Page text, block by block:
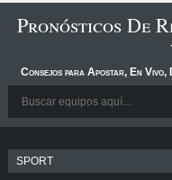
Pronósticos De
Consejos para Apostar, En Vivo,